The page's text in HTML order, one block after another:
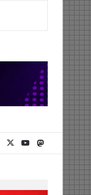
Facebook YouTubeMastodon